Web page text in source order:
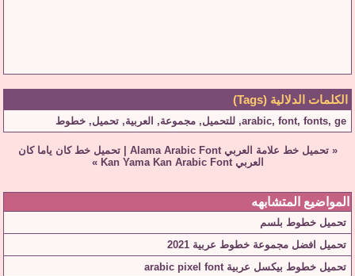
الكلمات الدلالية (Tags)
arabic, font, fonts, ge
, للتحميل, مجموعة, العربية, تحميل, خطوط
« تحميل خط علامة العربي Alama Arabic Font |تحميل خط كان ياما كان
العربي Kan Yama Kan Arabic Font
»
المواضيع المتشابهه
تحميل خطوط بلسم
تحميل افضل مجموعة خطوط عربية 2021
تحميل خطوط بيكسل عربية arabic pixel font